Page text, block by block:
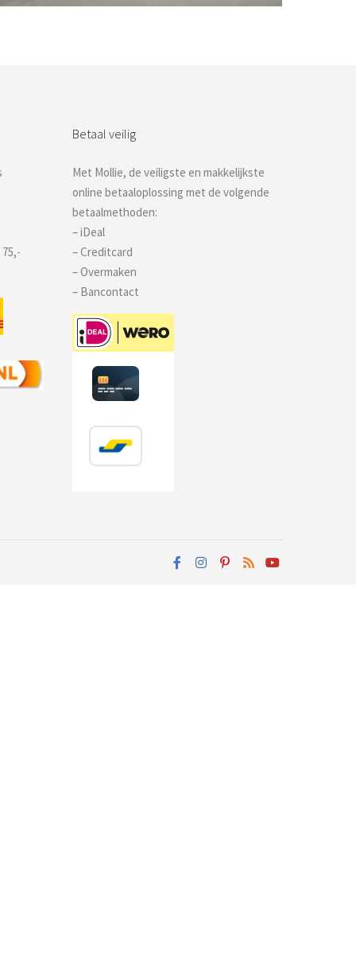
Betaal veilig
Met Mollie, de veiligste en makkelijkste
online betaaloplossing met de volgende
betaalmethoden:
– iDeal
– Creditcard
– Overmaken
– Bancontact